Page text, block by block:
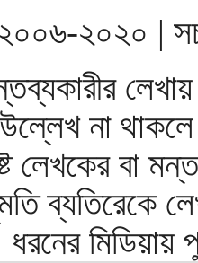
২০২০ |
না
লেখকের বা
ব্যতিরেকে
ধরনের মিডিয়ায়